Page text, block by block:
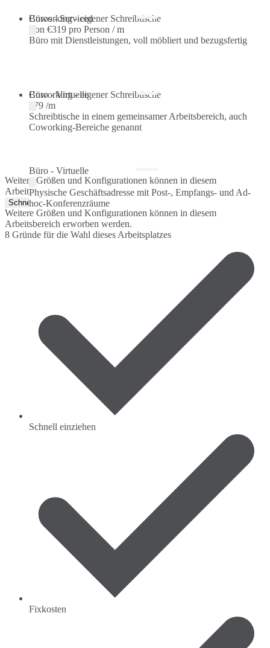
Büros - Serviced
Büro mit Dienstleistungen, voll möbliert und bezugsfertig
Coworking - eigener Schreibtische
Von €319 pro Person / m
Coworking - eigener Schreibtische
Schreibtische in einem gemeinsamer Arbeitsbereich, auch
Coworking-Bereiche genannt
Büro - Virtuelle
€79 /m
Büro - Virtuelle
Physische Geschäftsadresse mit Post-, Empfangs- und Ad-
hoc-Konferenzräume
Weitere Größen und Konfigurationen können in diesem
Arbeitsbereich erworben werden.
Schnellangebot
Weitere Größen und Konfigurationen können in diesem
Arbeitsbereich erworben werden.
8 Gründe für die Wahl dieses Arbeitsplatzes
Schnell einziehen
Fixkosten